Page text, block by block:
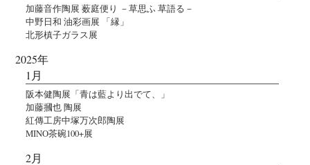
加藤音作陶展 薮庭便り －草思ふ 草語る－
中野日和 油彩画展 「縁」
北形槙子ガラス展
2025年
1月
阪本健陶展「青は藍より出でて、」
加藤摑也 陶展
紅傳工房中塚万次郎陶展
MINO茶碗100+展
2月